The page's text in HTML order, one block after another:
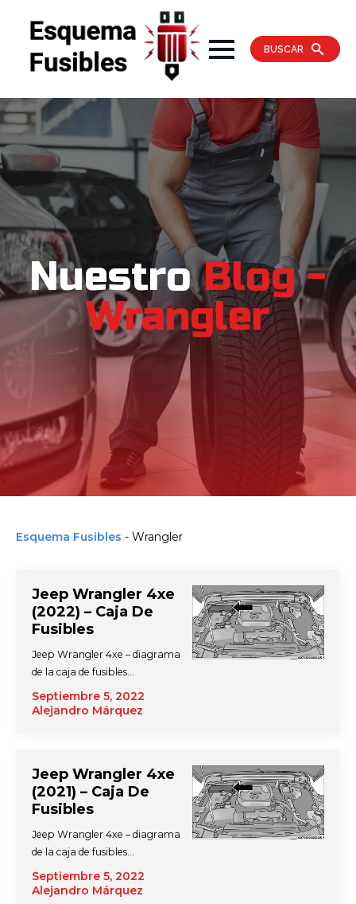
BUSCAR
Nuestro Blog -
Wrangler
Esquema Fusibles - Wrangler
Jeep Wrangler 4xe
(2022) – Caja De
Fusibles
Septiembre 5, 2022
Alejandro Márquez
Jeep Wrangler 4xe – diagrama
de la caja de fusibles…
Jeep Wrangler 4xe
(2021) – Caja De
Fusibles
Septiembre 5, 2022
Alejandro Márquez
Jeep Wrangler 4xe – diagrama
de la caja de fusibles…